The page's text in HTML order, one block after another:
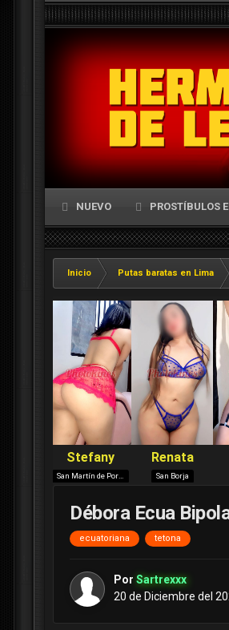
NUEVO PROSTÍBULOS
Inicio Putas baratas en Lima
Débora Ecua
ecuatoriana tetona
Por Sartrexxx
20 de Diciembre del